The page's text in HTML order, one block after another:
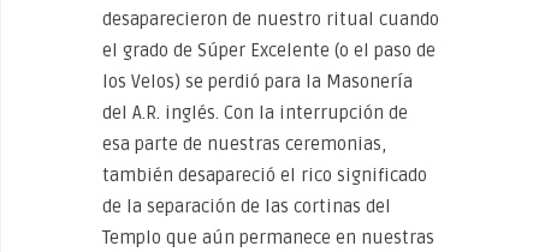
desaparecieron de nuestro ritual cuando
el grado de Súper Excelente (o el paso de
los Velos) se perdió para la Masonería
del A.R. inglés. Con la interrupción de
esa parte de nuestras ceremonias,
también desapareció el rico significado
de la separación de las cortinas del
Templo que aún permanece en nuestras